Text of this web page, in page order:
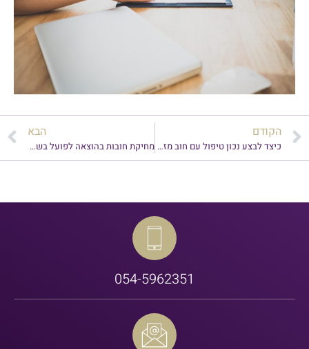
הקודם
כיצד לבצע נכון טיפול עם חוב מזונות?
הבא
מחיקת חובות בהוצאה לפועל בשנת 2024: כך תעשו את זה נכון!
054-5962351